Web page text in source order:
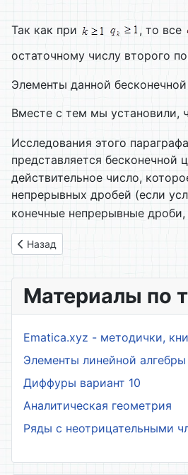
Так как при , то все
остаточному числу второго
Элементы данной
Вместе с тем мы установили,
Исследования этого
представляется бесконечной
действительное число,
непрерывных дробей (если
конечные непрерывные
Предыдущий: 04. Сходимость
Назад
Материалы по
Ematica.xyz - методички,
Элементы линейной алгебры
Диффуры вариант 10
Аналитическая геометрия
Ряды с неотрицательными